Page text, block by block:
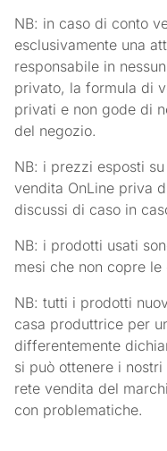
NB: in caso di conto
esclusivamente una
responsabile in
privato, la formula di
privati e non gode di
del negozio.
NB: i prezzi esposti
vendita OnLine priva
discussi di caso in
NB: i prodotti usati
mesi che non copre
NB: tutti i prodotti
casa produttrice per
differentemente
si può ottenere i
rete vendita del
con problematiche.